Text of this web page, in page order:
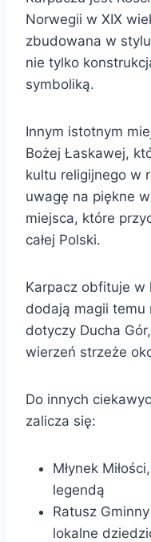
Norwegii w XIX
zbudowana w
nie tylko
symboliką.
Innym istotnym
Bożej Łaskawej,
kultu religijnego w
uwagę na piękne
miejsca, które
całej Polski.
Karpacz obfituje w
dodają magii temu
dotyczy Ducha
wierzeń strzeże
Do innych
zalicza się:
Młynek
legendą
Ratusz
lokalne